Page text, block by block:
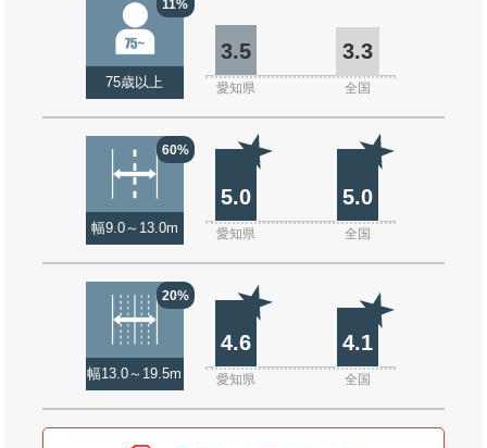
11%
75歳以上
3.5 3.3
愛知県 全国
60%
幅9.0～13.0m
5.0 5.0
愛知県 全国
20%
幅13.0～19.5m
4.6 4.1
愛知県 全国